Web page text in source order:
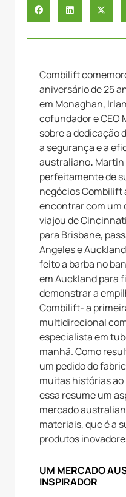
Combilift
aniversário de 25
em Monaghan,
cofundador e CEO
sobre a dedicação
a segurança e a
australiano. Martin
perfeitamente de
negócios Combilift
encontrar com um
viajou de
para Brisbane,
Angeles e
feito a barba no
em Auckland para
demonstrar a
Combilift- a
multidirecional
especialista em
manhã. Como
um pedido do
muitas histórias ao
essa resume um
mercado
materiais, que é a
produtos
UM MERCADO
INSPIRADOR